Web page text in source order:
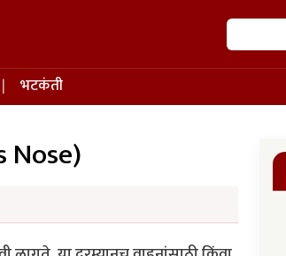
शोध
भटकंती
Nose)